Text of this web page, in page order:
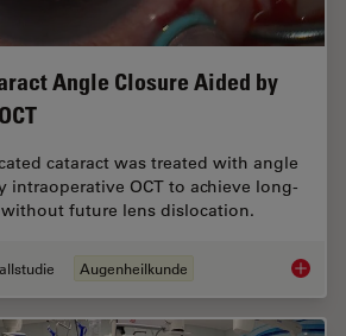
Angle Closure Aided by
cataract was treated with angle
intraoperative OCT to achieve long-
future lens dislocation.
Augenheilkunde